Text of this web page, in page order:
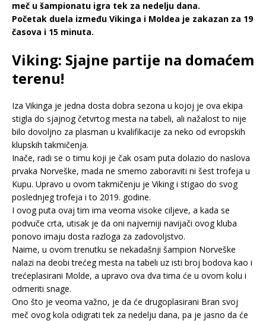
meč u šampionatu igra tek za nedelju dana.
Početak duela između Vikinga i Moldea je zakazan za 19
časova i 15 minuta.
Viking: Sjajne partije na domaćem
terenu!
Iza Vikinga je jedna dosta dobra sezona u kojoj je ova ekipa
stigla do sjajnog četvrtog mesta na tabeli, ali nažalost to nije
bilo dovoljno za plasman u kvalifikacije za neko od evropskih
klupskih takmičenja.
Inače, radi se o timu koji je čak osam puta dolazio do naslova
prvaka Norveške, mada ne smemo zaboraviti ni šest trofeja u
Kupu. Upravo u ovom takmičenju je Viking i stigao do svog
poslednjeg trofeja i to 2019. godine.
I ovog puta ovaj tim ima veoma visoke ciljeve, a kada se
podvuče crta, utisak je da oni najverniji navijači ovog kluba
ponovo imaju dosta razloga za zadovoljstvo.
Naime, u ovom trenutku se nekadašnji šampion Norveške
nalazi na deobi trećeg mesta na tabeli uz isti broj bodova kao i
trećeplasirani Molde, a upravo ova dva tima će u ovom kolu i
odmeriti snage.
Ono što je veoma važno, je da će drugoplasirani Bran svoj
meč ovog kola odigrati tek za nedelju dana, pa je jasno da će